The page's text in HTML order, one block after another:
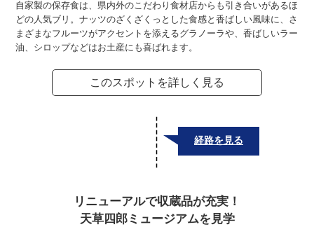
自家製の保存食は、県内外のこだわり食材店からも引き合いがあるほ
どの人気ブリ。ナッツのざくざくっとした食感と香ばしい風味に、さ
まざまなフルーツがアクセントを添えるグラノーラや、香ばしいラー
油、シロップなどはお土産にも喜ばれます。
このスポットを詳しく見る
経路を見る
リニューアルで収蔵品が充実！
天草四郎ミュージアムを見学